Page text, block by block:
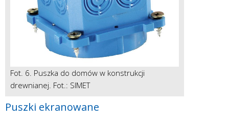
Fot. 6. Puszka do domów w konstrukcji
drewnianej. Fot.: SIMET
Puszki ekranowane